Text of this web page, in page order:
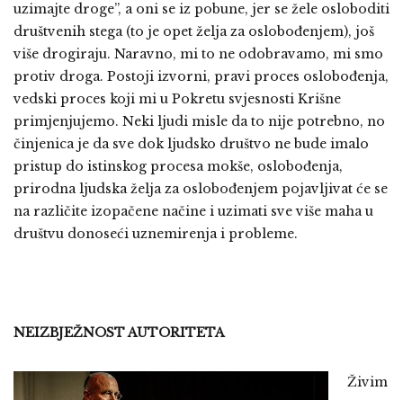
uzimajte droge”, a oni se iz pobune, jer se žele osloboditi
društvenih stega (to je opet želja za oslobođenjem), još
više drogiraju. Naravno, mi to ne odobravamo, mi smo
protiv droga. Postoji izvorni, pravi proces oslobođenja,
vedski proces koji mi u Pokretu svjesnosti Krišne
primjenjujemo. Neki ljudi misle da to nije potrebno, no
činjenica je da sve dok ljudsko društvo ne bude imalo
pristup do istinskog procesa mokše, oslobođenja,
prirodna ljudska želja za oslobođenjem pojavljivat će se
na različite izopačene načine i uzimati sve više maha u
društvu donoseći uznemirenja i probleme.
NEIZBJEŽNOST AUTORITETA
Živim